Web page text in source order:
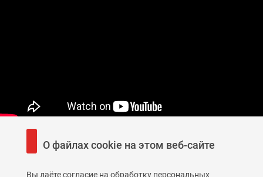
О файлах cookie на этом веб-сайте
Вы даёте согласие на обработку персональных